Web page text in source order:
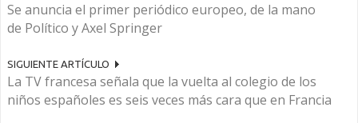
Se anuncia el primer periódico europeo, de la mano
de Político y Axel Springer
SIGUIENTE ARTÍCULO
La TV francesa señala que la vuelta al colegio de los
niños españoles es seis veces más cara que en Francia